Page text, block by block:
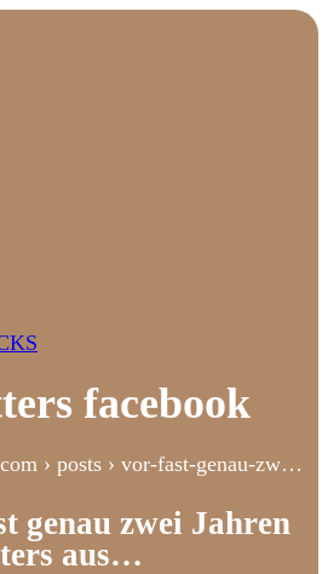
facebook
› posts › vor-fast-genau-zw…
genau zwei Jahren
aus…